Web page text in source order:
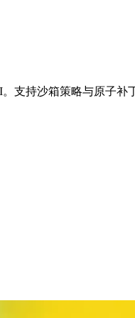
支持沙箱策略与原子补